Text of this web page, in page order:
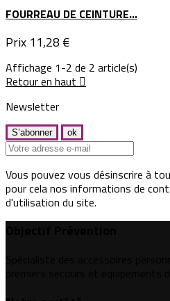
FOURREAU DE CEINTURE...
Prix 11,28 €
Affichage 1-2 de 2 article(s)
Retour en haut 
Newsletter
Vous pouvez vous désinscrire à
pour cela nos informations de
d'utilisation du site.